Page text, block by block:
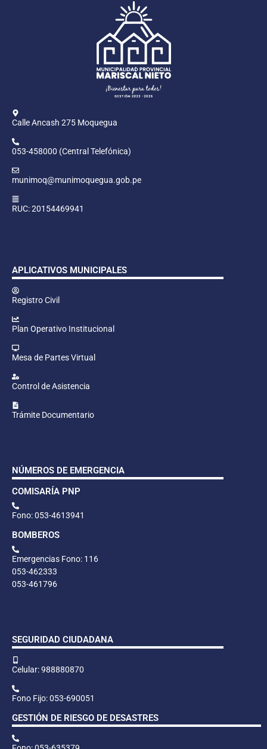
Calle Ancash 275 Moquegua
053-458000 (Central Telefónica)
munimoq@munimoquegua.gob.pe
RUC: 20154469941
APLICATIVOS MUNICIPALES
Registro Civil
Plan Operativo Institucional
Mesa de Partes Virtual
Control de Asistencia
Trámite Documentario
NÚMEROS DE EMERGENCIA
COMISARÍA PNP
Fono: 053-4613941
BOMBEROS
Emergencias Fono: 116
053-462333
053-461796
SEGURIDAD CIUDADANA
Celular: 988880870
Fono Fijo: 053-690051
GESTIÓN DE RIESGO DE DESASTRES